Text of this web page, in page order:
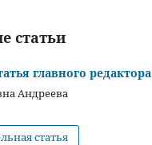
статьи
главного редактора
Андреева
статья